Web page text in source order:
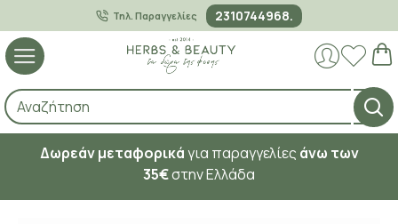
Τηλ. Παραγγελίες 2310744968.
Δωρεάν μεταφορικάγια παραγγελίες άνω των
35€στην Ελλάδα